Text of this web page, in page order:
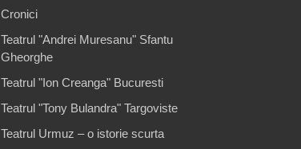
Cronici
Teatrul "Andrei Muresanu" Sfantu
Gheorghe
Teatrul "Ion Creanga" Bucuresti
Teatrul "Tony Bulandra" Targoviste
Teatrul Urmuz – o istorie scurta